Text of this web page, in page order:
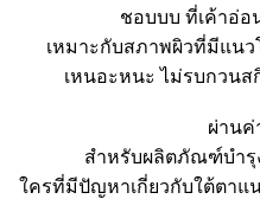
ชอบบบ ที่เค้าอ่อ
เหมาะกับสภาพผิวที่มีแนว
เหนอะหนะ ไม่รบกวนส
ผ่านค่
สำหรับผลิตภัณฑ์บำรุ
ใครที่มีปัญหาเกี่ยวกับใต้ตาแ